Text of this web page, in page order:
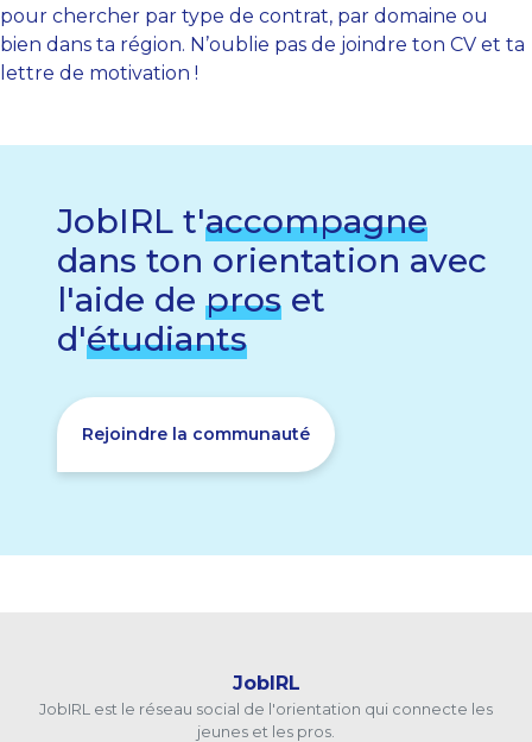
pour chercher par type de contrat, par domaine ou
bien dans ta région. N’oublie pas de joindre ton CV et ta
lettre de motivation !
JobIRL t'accompagne
dans ton orientation avec
l'aide de pros et
d'étudiants
Rejoindre la communauté
JobIRL
JobIRL est le réseau social de l'orientation qui connecte les
jeunes et les pros.